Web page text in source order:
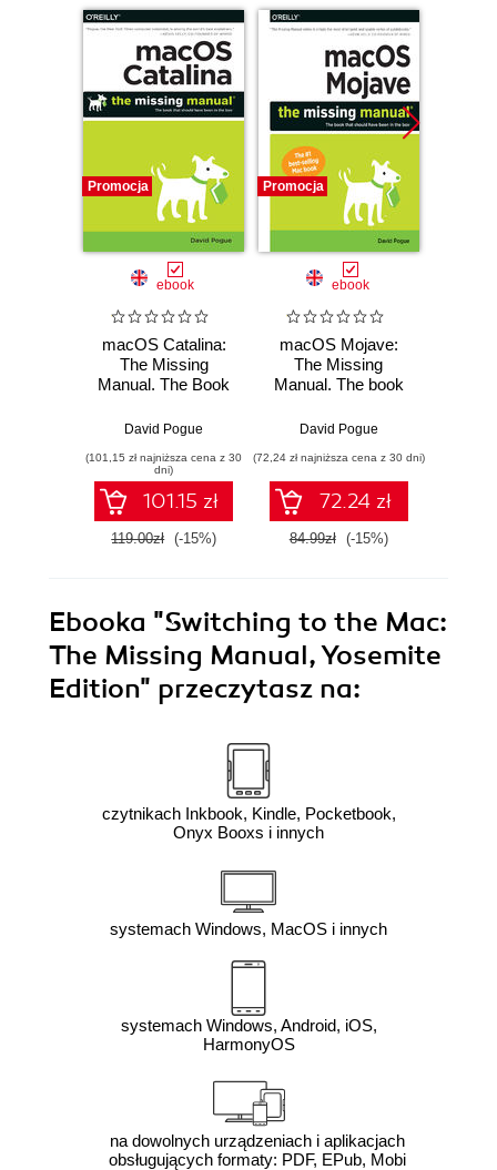
Promocja
ebook
macOS Catalina:
The Missing
Manual. The Book
Been in the Box
David Pogue
(101,15 zł najniższa cena z 30
dni)
101.15 zł
119.00zł (-15%)
Promocja
ebook
macOS Mojave:
The Missing
Manual. The book
been in the box
David Pogue
(72,24 zł najniższa cena z 30 dni)
72.24 zł
84.99zł (-15%)
Ebooka "Switching to the Mac:
The Missing Manual, Yosemite
Edition" przeczytasz na:
czytnikach Inkbook, Kindle, Pocketbook,
Onyx Booxs i innych
systemach Windows, MacOS i innych
systemach Windows, Android, iOS,
HarmonyOS
na dowolnych urządzeniach i aplikacjach
obsługujących formaty: PDF, EPub, Mobi